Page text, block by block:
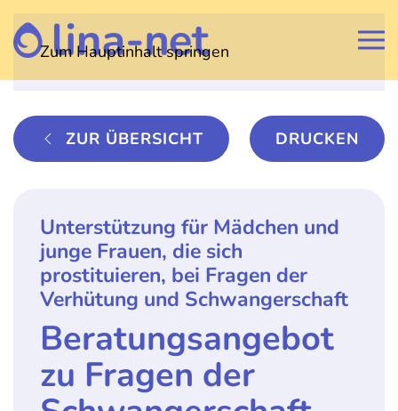
Zum Hauptinhalt springen
ZUR ÜBERSICHT DRUCKEN
Unterstützung für Mädchen und
junge Frauen, die sich
prostituieren, bei Fragen der
Verhütung und Schwangerschaft
Beratungsangebot
zu Fragen der